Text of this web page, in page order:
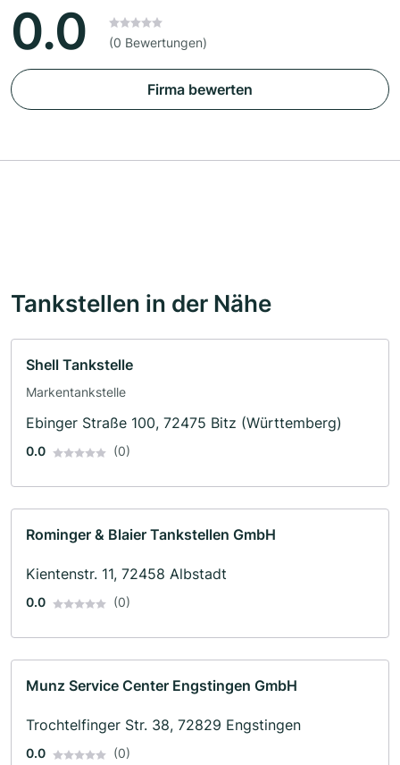
0.0 (0 Bewertungen)
Firma bewerten
Tankstellen in der Nähe
Shell Tankstelle
Markentankstelle
Ebinger Straße 100, 72475 Bitz (Württemberg)
0.0 (0)
Rominger & Blaier Tankstellen GmbH
Kientenstr. 11, 72458 Albstadt
0.0 (0)
Munz Service Center Engstingen GmbH
Trochtelfinger Str. 38, 72829 Engstingen
0.0 (0)